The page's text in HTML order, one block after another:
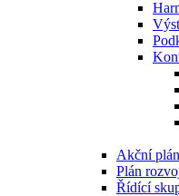
Akční
Plán
Řídící